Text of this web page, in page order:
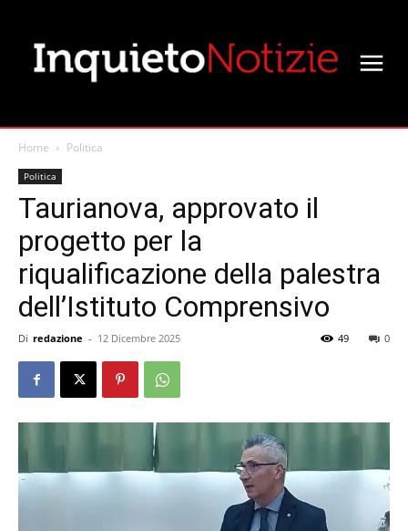
Home Politica
Politica
Taurianova, approvato il
progetto per la
riqualificazione della palestra
dell’Istituto Comprensivo
Di redazione - 12 Dicembre 2025 0
49